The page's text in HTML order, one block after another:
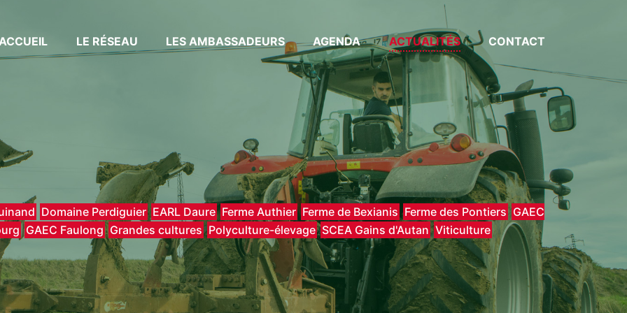
LE RÉSEAU LES AMBASSADEURS AGENDA ACTUALITÉS CONTACT
Domaine Perdiguier EARL Daure Ferme Authier Ferme de Bexianis Ferme des Pontiers GAEC
GAEC Faulong Grandes cultures Polyculture-élevage SCEA Gains d'Autan Viticulture